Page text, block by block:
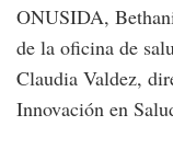
ONUSIDA,
de la oficina de
Claudia Valdez,
Innovación en